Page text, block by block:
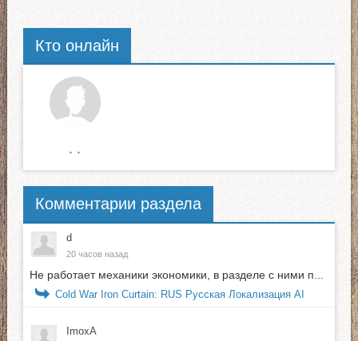
Кто онлайн
. .
Комментарии раздела
d
20 часов назад
Не работает механики экономики, в разделе с ними п...
Cold War Iron Curtain: RUS Русская Локализация AI
ImoxA